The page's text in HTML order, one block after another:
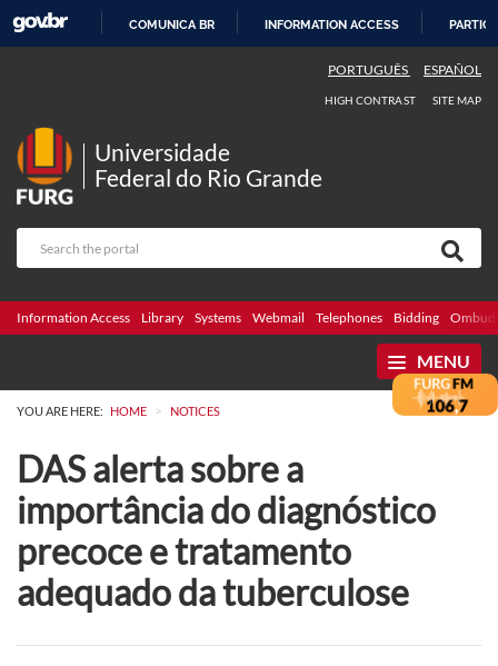
COMUNICA BR INFORMATION ACCESS
PORTUGUÊS ESPAÑOL
HIGH CONTRAST SITE MAP
Universidade
Federal do Rio Grande
Information Access Library Systems Webmail Telephones Bidding
MENU
YOU ARE HERE: HOME > NOTICES
DAS alerta sobre a
importância do diagnóstico
precoce e tratamento
adequado da tuberculose